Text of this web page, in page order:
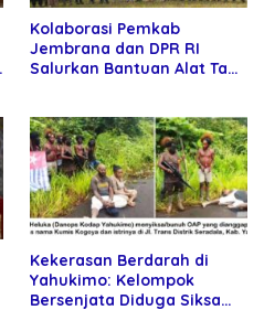
Kolaborasi Pemkab
Jembrana dan DPR RI
Salurkan Bantuan Alat Tani
Kekerasan Berdarah di
Yahukimo: Kelompok
Bersenjata Diduga Siksa